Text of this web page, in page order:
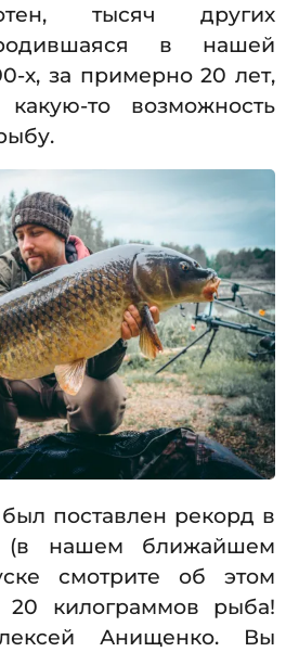
тысяч других
в нашей
х, за примерно 20 лет,
то возможность
поставлен рекорд в
(в нашем ближайшем
смотрите об этом
20 килограммов рыба!
Анищенко. Вы